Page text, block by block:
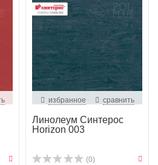
избранное сравнить
Линолеум Синтерос
Horizon 003
(0)